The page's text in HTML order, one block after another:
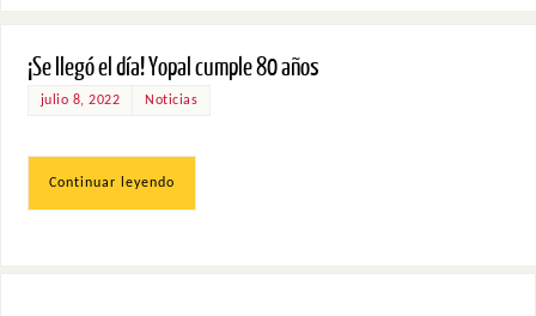
¡Se llegó el día! Yopal cumple 80 años
julio 8, 2022 Noticias
Continuar leyendo